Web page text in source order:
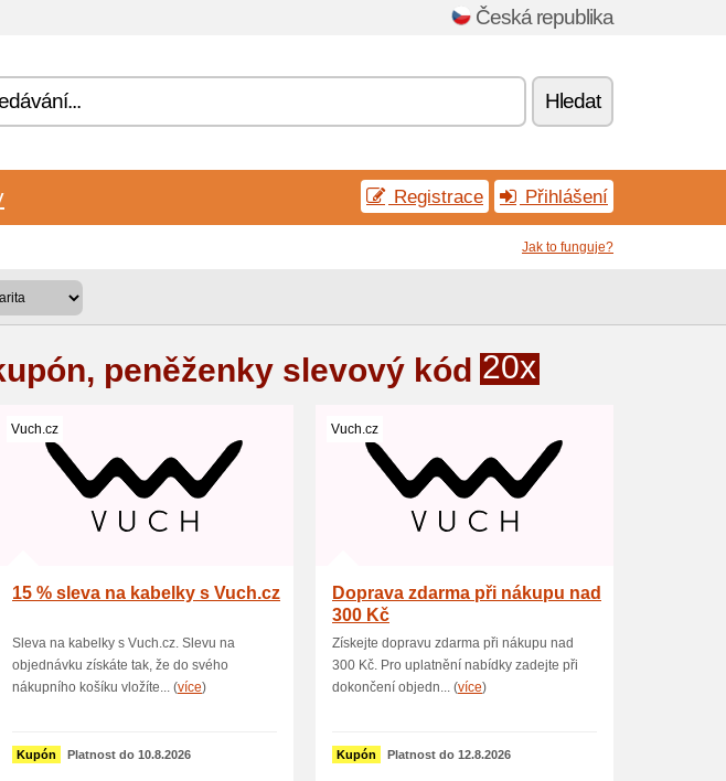
Česká republika
Hledat
Registrace Přihlášení
Jak to funguje?
peněženky slevový kód 20x
Vuch.cz
15 % sleva na kabelky s Vuch.cz
Sleva na kabelky s Vuch.cz. Slevu na
objednávku získáte tak, že do svého
nákupního košíku vložíte... (více)
Kupón Platnost do 10.8.2026
Vuch.cz
Doprava zdarma při nákupu nad
300 Kč
Získejte dopravu zdarma při nákupu nad
300 Kč. Pro uplatnění nabídky zadejte při
dokončení objedn... (více)
Kupón Platnost do 12.8.2026